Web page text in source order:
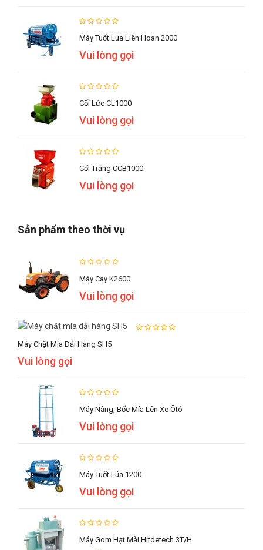
Máy Tuốt Lúa Liên Hoàn 2000
Vui lòng gọi
Cối Lức CL1000
Vui lòng gọi
Cối Trắng CCB1000
Vui lòng gọi
Sản phẩm theo thời vụ
Máy Cày K2600
Vui lòng gọi
Máy Chặt Mía Dải Hàng SH5
Vui lòng gọi
Máy Nâng, Bốc Mía Lên Xe Ôtô
Vui lòng gọi
Máy Tuốt Lúa 1200
Vui lòng gọi
Máy Gom Hạt Mài Hitdetech 3T/h